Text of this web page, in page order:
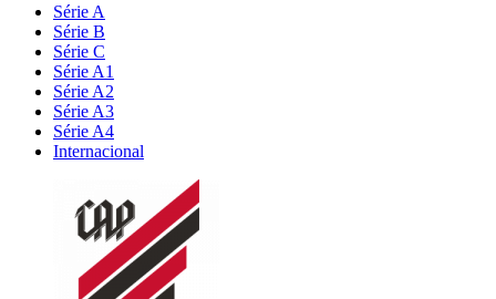
Série A
Série B
Série C
Série A1
Série A2
Série A3
Série A4
Internacional